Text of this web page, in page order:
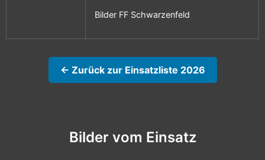
Bilder FF Schwarzenfeld
← Zurück zur Einsatzliste 2026
Bilder vom Einsatz